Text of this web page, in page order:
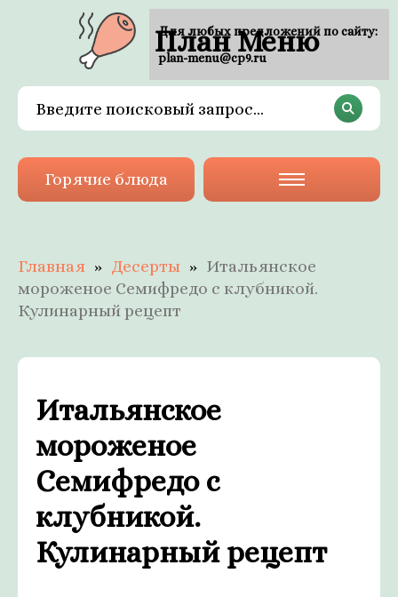
План Меню
Горячие блюда
Главная Десерты
Итальянское
мороженое Семифредо с клубникой.
Кулинарный рецепт
Итальянское
мороженое
Семифредо с
клубникой.
Кулинарный рецепт
Для любых предложений по сайту:
plan-menu@cp9.ru